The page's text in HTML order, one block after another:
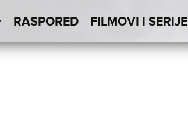
RASPORED FILMOVI I SERIJE